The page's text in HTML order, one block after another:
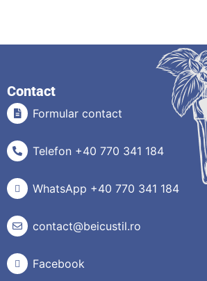
Contact
Formular contact
Telefon +40 770 341 184
WhatsApp +40 770 341 184
contact@beicustil.ro
Facebook